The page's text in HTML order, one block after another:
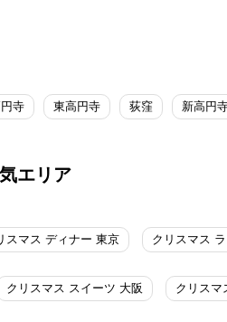
寺 東高円寺 荻窪 新高円
エリア
スマス ディナー 東京 クリスマス
クリスマス スイーツ 大阪 クリスマ